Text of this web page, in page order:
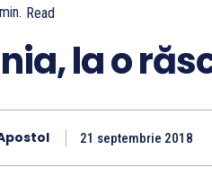
min. Read
la o
21 septembrie 2018